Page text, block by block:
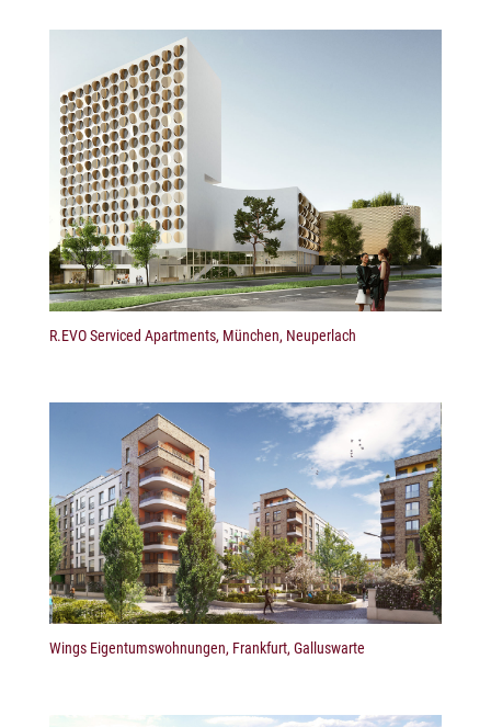
R.EVO Serviced Apartments, München, Neuperlach
Wings Eigentumswohnungen, Frankfurt, Galluswarte